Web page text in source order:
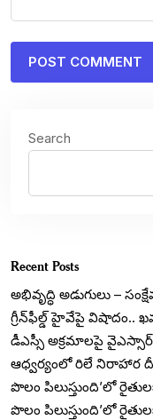
Search
Recent Posts
అభివృద్ధి అడుగులు –
గ్రీన్‌ఫీల్డ్ హైవేపై విషాదం..
డీఎస్సీ అక్రమాలపై
ఆధ్వర్యంలో రిలే నిరాహార
పొలం పిలుస్తుంది’లో
పొలం పిలుస్తుంది’లో